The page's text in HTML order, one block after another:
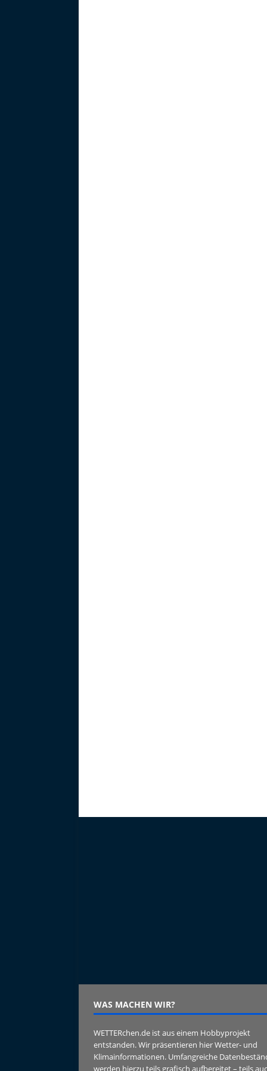
WAS MACHEN WIR?
WETTERchen.de ist aus einem Hobbyprojekt
entstanden. Wir präsentieren hier Wetter- und
Klimainformationen. Umfangreiche
werden hierzu teils grafisch aufbereitet – teils